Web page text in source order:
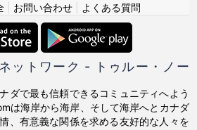
| お問い合わせ| よくある質問
ットワーク - トゥルー・ノー
ダで最も信頼できるコミュニティへよう
は海岸から海岸、そして海岸へとカナダ
、有意義な関係を求める友好的な人々を